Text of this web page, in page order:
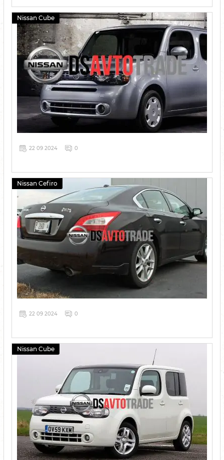
Nissan Cube
22 09 2024 0
Nissan Cefiro
22 09 2024 0
Nissan Cube